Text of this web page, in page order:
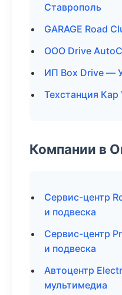
Ставрополь
GARAGE Road
ООО Drive
ИП Box Drive —
Техстанция
Компании в
Сервис-центр
и подвеска
Сервис-центр
и подвеска
Автоцентр
мультимедиа